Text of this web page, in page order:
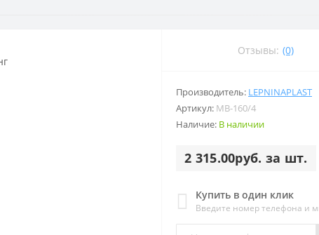
Отзывы: (0)
Производитель: LEPNINAPLAST
Артикул: МВ-160/4
Наличие: В наличии
2 315.00руб. за шт.
Купить в один клик
Введите номер телефона и